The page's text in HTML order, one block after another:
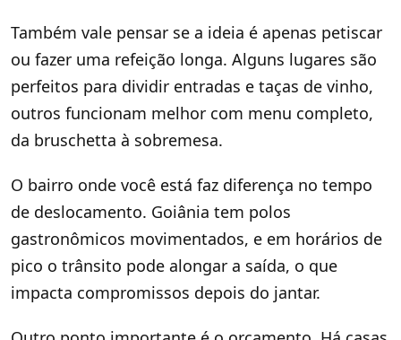
Também vale pensar se a ideia é apenas petiscar
ou fazer uma refeição longa. Alguns lugares são
perfeitos para dividir entradas e taças de vinho,
outros funcionam melhor com menu completo,
da bruschetta à sobremesa.
O bairro onde você está faz diferença no tempo
de deslocamento. Goiânia tem polos
gastronômicos movimentados, e em horários de
pico o trânsito pode alongar a saída, o que
impacta compromissos depois do jantar.